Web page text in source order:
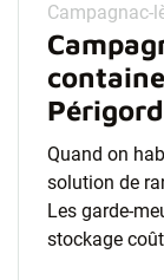
Campagnac-
Quand on
solution de
Les garde-
stockage